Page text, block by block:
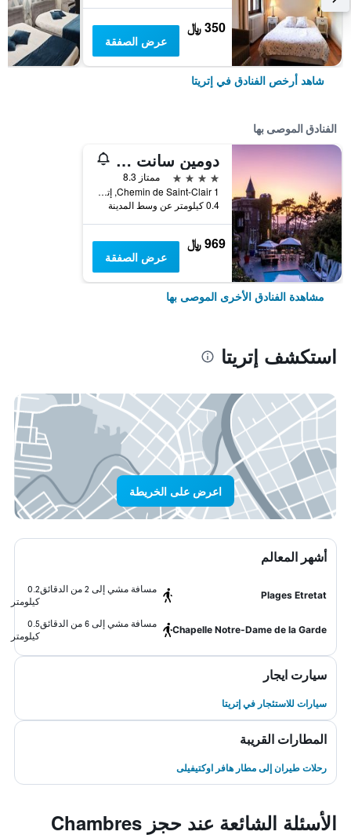
350 ﷼
عرض الصفقة
شاهد أرخص الفنادق في إتريتا
الفنادق الموصى بها
دومين سانت كلير لو دونجون إتريتات
4 نجوم
ممتاز 8.3
Chemin de Saint-Clair 1, إتريتا, نورماندي, فرنسا
0.4 كيلومتر عن وسط المدينة
969 ﷼
عرض الصفقة
مشاهدة الفنادق الأخرى الموصى بها
استكشف إتريتا
اعرض على الخريطة
أشهر المعالم
Plages Etretat
مسافة مشي إلى 2 من الدقائق
0.2
كيلومتر
Chapelle Notre-Dame de la Garde
مسافة مشي إلى 6 من الدقائق
0.5
كيلومتر
سيارت ايجار
سيارات للاستئجار في إتريتا
المطارات القريبة
رحلات طيران إلى مطار هافر اوكتيفيلى
الأسئلة الشائعة عند حجز Chambres